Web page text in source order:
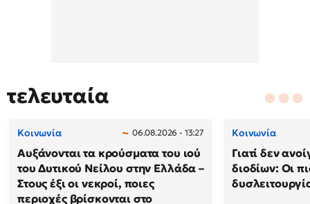
τελευταία
Κοινωνία 06.08.2026 - 13:27
Αυξάνονται τα κρούσματα του ιού
του Δυτικού Νείλου στην Ελλάδα –
Στους έξι οι νεκροί, ποιες
περιοχές βρίσκονται στο
Κοινωνία
Γιατί δεν
διοδίων: Οι